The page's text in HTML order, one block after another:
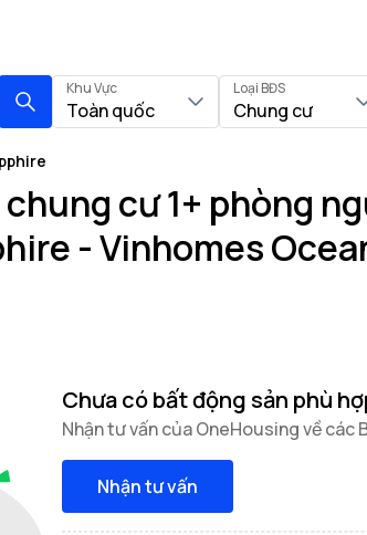
Khu Vực
Toàn quốc
Loại BĐS
Chung cư
cư 1+ phòng
- Vinhomes
Chưa có bất động sản phù
Nhận tư vấn của OneHousing về các
Nhận tư vấn